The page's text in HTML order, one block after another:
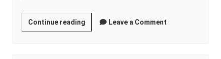
Continue reading Leave a Comment